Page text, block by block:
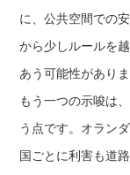
に、公共空間での
から少しルールを
あう可能性がありま
もう一つの示唆は
う点です。オラン
国ごとに利害も道